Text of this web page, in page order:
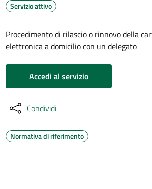
Servizio attivo
Procedimento di rilascio o rinnovo della
elettronica a domicilio con un delegato
Accedi al servizio
Condividi
Normativa di riferimento